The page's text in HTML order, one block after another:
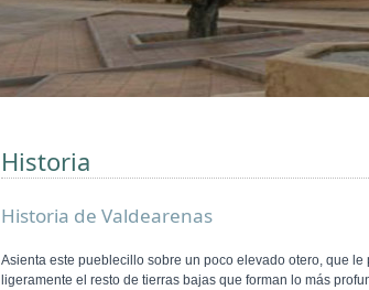
Historia
Historia de Valdearenas
Asienta este pueblecillo sobre un poco elevado otero, que le
ligeramente el resto de tierras bajas que forman lo más